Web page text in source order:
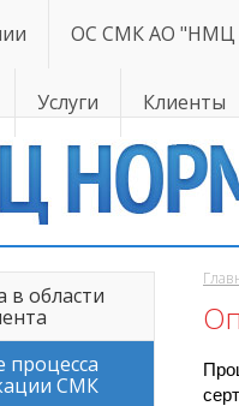
ОС СМК АО "НМЦ
Услуги Клиенты
в области
процесса
СМК